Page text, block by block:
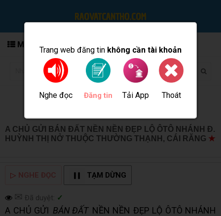
Trang web đăng tin không cần tài khoản
Nghe đọc Đăng tin Tải App Thoát
MENU
A CHỦ GỬI BÁN ĐẤT NỀN NỀN ĐẸP LỘ ÔTÔ NHÁNH Đ.
HUỲNH THỊ NỞ THUỘC THƯỜNG THẠNH, CÁI RĂNG ★
▷ NGHE ĐỌC TẠM DỪNG
✉ Đã duyệt: ✓
A CHỦ GỬI BÁN ĐẤT NỀN NỀN ĐẸP LỘ ÔTÔ NHÁNH